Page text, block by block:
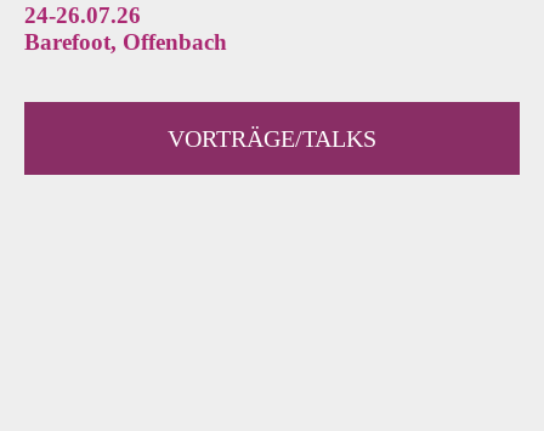
24-26.07.26
Barefoot, Offenbach
VORTRÄGE/TALKS